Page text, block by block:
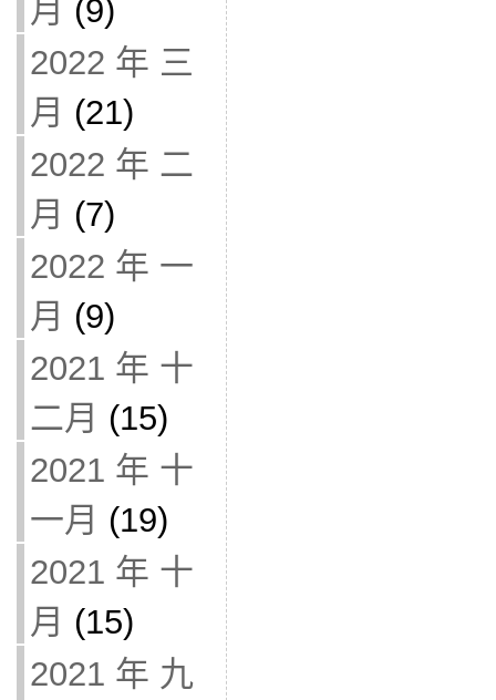
月 (9)
2022 年 三
月 (21)
2022 年 二
月 (7)
2022 年 一
月 (9)
2021 年 十
二月 (15)
2021 年 十
一月 (19)
2021 年 十
月 (15)
2021 年 九